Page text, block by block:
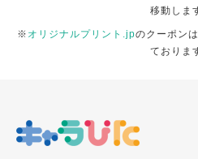
移動しま
※ オリジナルプリント.jpのクーポン
ておりま